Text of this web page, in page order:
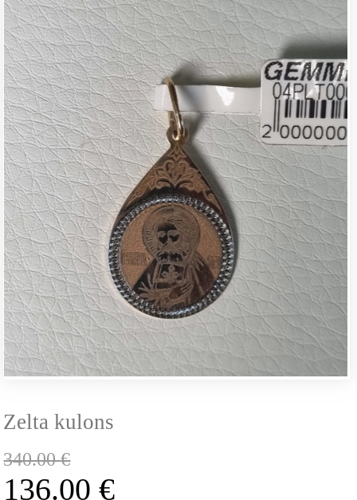
Zelta kulons
340.00€
136.00€